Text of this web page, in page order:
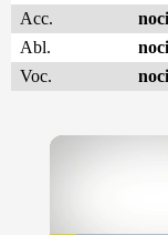
Acc.
Abl.
Voc.